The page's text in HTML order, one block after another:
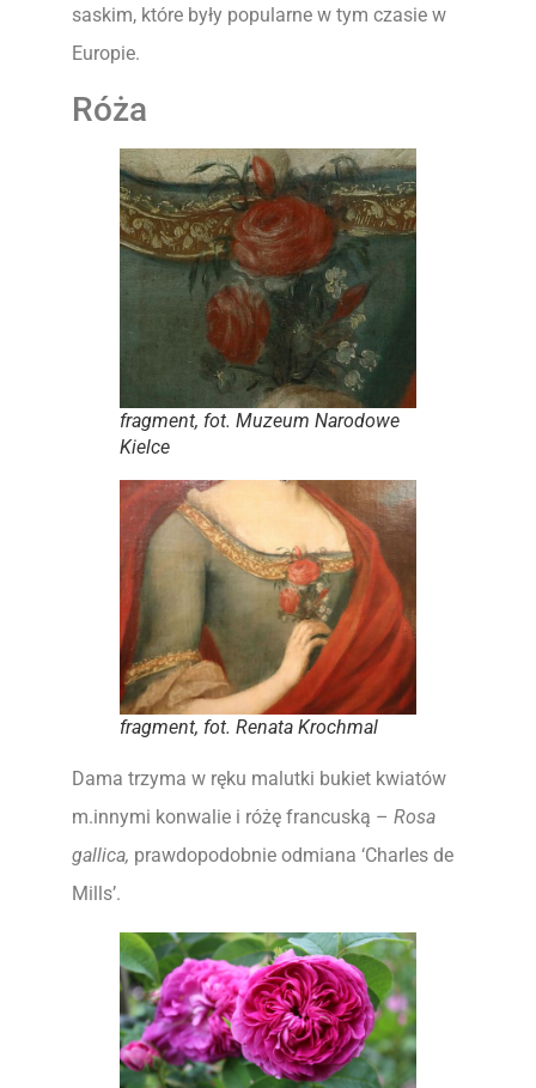
saskim, które były popularne w tym czasie w
Europie.
Róża
fragment, fot. Muzeum Narodowe
Kielce
fragment, fot. Renata Krochmal
Dama trzyma w ręku malutki bukiet kwiatów
m.innymi konwalie i różę francuską – Rosa
gallica, prawdopodobnie odmiana ‘Charles de
Mills’.